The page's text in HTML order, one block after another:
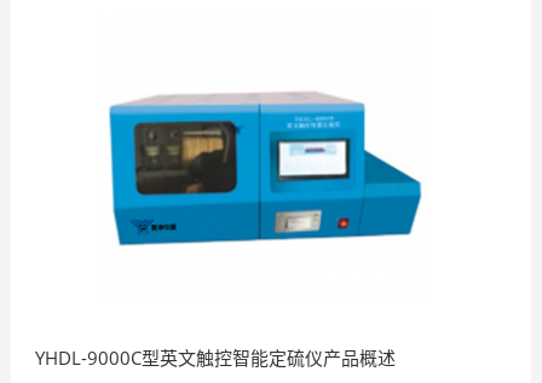
YHDL-9000C型英文触控智能定硫仪产品概述